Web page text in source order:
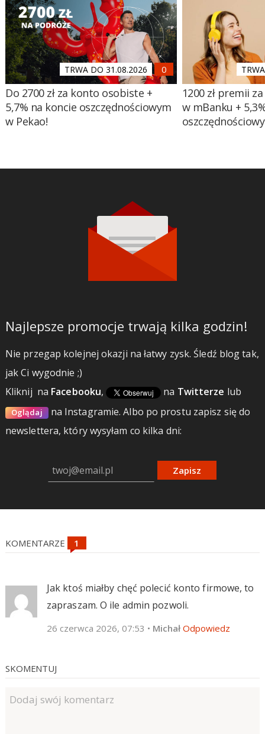
TRWA DO 31.08.2026
Do 2700 zł za konto osobiste +
5,7% na koncie oszczędnościowym
w Pekao!
1200 zł premii
w mBanku +
Najlepsze promocje trwają kilka godzin!
Nie przegap kolejnej okazji na łatwy zysk. Śledź blog tak,
jak Ci wygodnie ;)
Kliknij na Facebooku, na Twitterze lub
Oglądaj na Instagramie.Albo po prostu zapisz się do
newslettera, który wysyłam co kilka dni:
Zapisz
KOMENTARZE
Jak ktoś miałby chęć polecić konto firmowe, to
zapraszam. O ile admin pozwoli.
26 czerwca 2026, 07:53 • Michał Odpowiedz
SKOMENTUJ